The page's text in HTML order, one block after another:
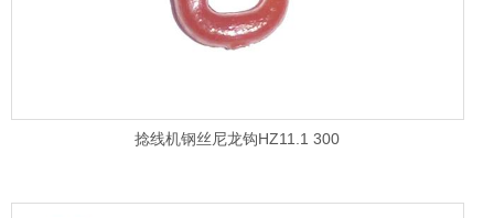
捻线机钢丝尼龙钩HZ11.1 300